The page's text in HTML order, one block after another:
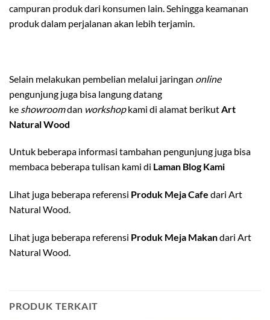
campuran produk dari konsumen lain. Sehingga keamanan
produk dalam perjalanan akan lebih terjamin.
Selain melakukan pembelian melalui jaringan online
pengunjung juga bisa langung datang
ke showroomdan workshopkami di alamat berikut Art
Natural Wood
Untuk beberapa informasi tambahan pengunjung juga bisa
membaca beberapa tulisan kami di Laman Blog Kami
Lihat juga beberapa referensi Produk Meja Cafe dari Art
Natural Wood.
Lihat juga beberapa referensi Produk Meja Makandari Art
Natural Wood.
PRODUK TERKAIT